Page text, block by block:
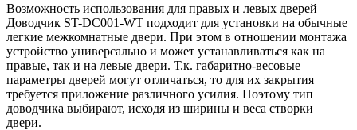
Возможность использования для правых и левых дверей
Доводчик ST-DC001-WT подходит для установки на обычные
легкие межкомнатные двери. При этом в отношении монтажа
устройство универсально и может устанавливаться как на
правые, так и на левые двери. Т.к. габаритно-весовые
параметры дверей могут отличаться, то для их закрытия
требуется приложение различного усилия. Поэтому тип
доводчика выбирают, исходя из ширины и веса створки
двери.